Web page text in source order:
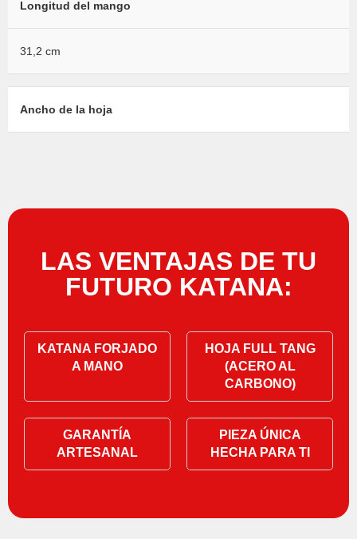
Longitud del mango
31,2 cm
Ancho de la hoja
LAS VENTAJAS DE TU
FUTURO KATANA:
KATANA FORJADO
A MANO
HOJA FULL TANG
(ACERO AL
CARBONO)
GARANTÍA
ARTESANAL
PIEZA ÚNICA
HECHA PARA TI